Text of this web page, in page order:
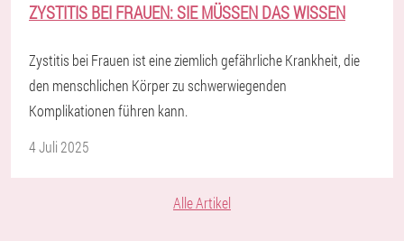
ZYSTITIS BEI FRAUEN: SIE MÜSSEN DAS WISSEN
Zystitis bei Frauen ist eine ziemlich gefährliche Krankheit, die
den menschlichen Körper zu schwerwiegenden
Komplikationen führen kann.
4 Juli 2025
Alle Artikel